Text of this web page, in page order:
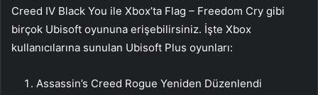
Creed IV Black You ile Xbox’ta Flag – Freedom Cry gibi
birçok Ubisoft oyununa erişebilirsiniz. İşte Xbox
kullanıcılarına sunulan Ubisoft Plus oyunları:
Assassin’s Creed Rogue Yeniden Düzenlendi